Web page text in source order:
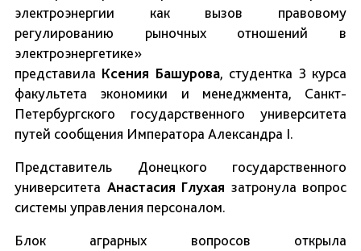
электроэнергии как вызов правовому
регулированию рыночных отношений в
электроэнергетике»
представила Ксения Башурова, студентка 3 курса
факультета экономики и менеджмента, Санкт-
Петербургского государственного университета
путей сообщения Императора Александра I.
Представитель Донецкого государственного
университета Анастасия Глухая затронула вопрос
системы управления персоналом.
Блок аграрных вопросов открыла